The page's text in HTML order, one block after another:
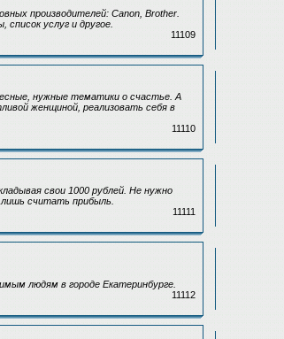
производителей: Canon, Brother.
услуг и другое.
11109
нужные тематики о счастье. А
женщиной, реализовать себя в
11110
свои 1000 рублей. Не нужно
считать прибыль.
11111
людям в городе Екатеринбурге.
11112